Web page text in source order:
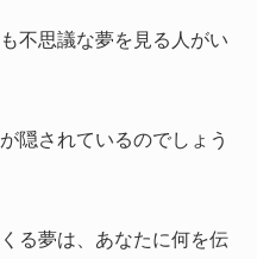
不思議な夢を見る人がい
隠されているのでしょう
る夢は、あなたに何を伝